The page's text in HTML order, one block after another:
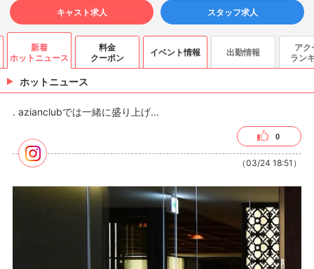
キャスト求人 スタッフ求人
新着
ホットニュース
料金
クーポン
イベント情報 出勤情報
アク
ラン
ホットニュース
. azianclubでは一緒に盛り上げ...
0
（03/24 18:51）